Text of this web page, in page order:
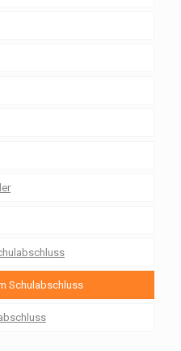
Schulabschluss